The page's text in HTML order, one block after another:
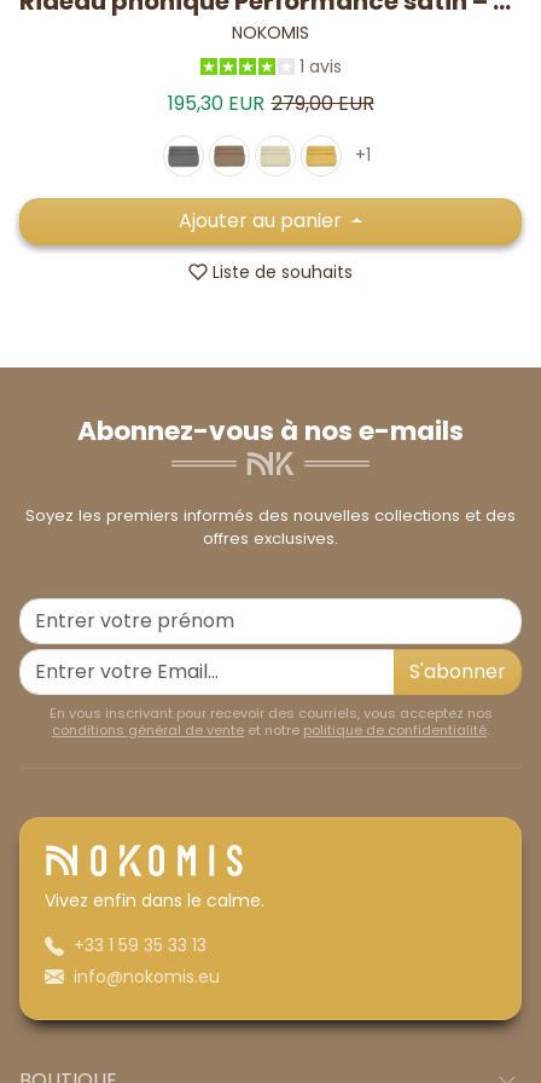
NOKOMIS
1 avis
Prix de vente
195,30 EUR Prix habituel
279,00 EUR
+1
Ajouter au panier
Liste de souhaits
Abonnez-vous à nos e-mails
Soyez les premiers informés des nouvelles collections et des
offres exclusives.
S'abonner
En vous inscrivant pour recevoir des courriels, vous acceptez nos
conditions général de vente et notre politique de confidentialité.
Vivez enfin dans le calme.
+33 1 59 35 33 13
info@nokomis.eu